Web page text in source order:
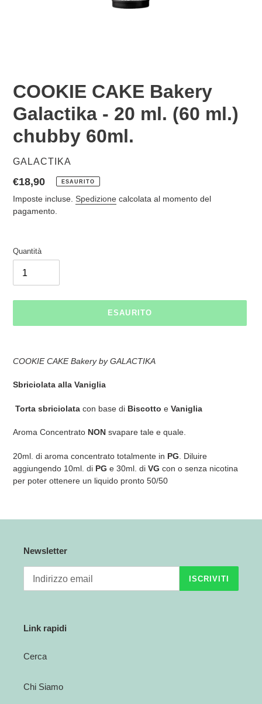
COOKIE CAKE Bakery
Galactika - 20 ml. (60 ml.)
chubby 60ml.
VENDITORE
GALACTIKA
Prezzo
di
listino
€18,90 ESAURITO
Imposte incluse. Spedizione calcolata al momento del
pagamento.
Quantità
ESAURITO
nel
COOKIE CAKE Bakery by GALACTIKA
Sbriciolata alla Vaniglia
Torta sbriciolata con base di Biscotto e Vaniglia
Aroma Concentrato NON svapare tale e quale.
20ml. di aroma concentrato totalmente in PG . Diluire
aggiungendo 10ml. di PG e 30ml. di VG con o senza nicotina
per poter ottenere un liquido pronto 50/50
Newsletter
ISCRIVITI
Link rapidi
Cerca
Chi Siamo